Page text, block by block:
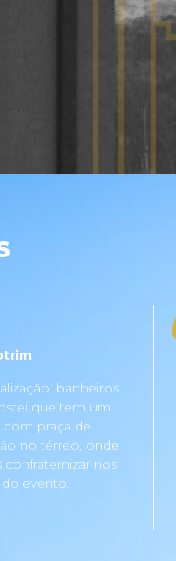
banheiros
que tem um
praça de
no térreo, onde
nos
evento.